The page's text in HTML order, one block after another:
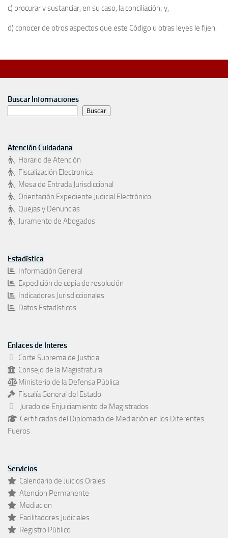
c) procurar y sustanciar, en su caso, la conciliación; y,
d) conocer de otros aspectos que este Código u otras leyes le fijen.
Buscar Informaciones
Buscar
Atención Cuidadana
Horario de Atención
Fiscalización Electronica
Mesa de Entrada Jurisdiccional
Orientación Expediente Judicial Electrónico
Quejas y Denuncias
Juramento de Abogados
Estadística
Información General
Expedición de copia de resolución
Indicadores Jurisdiccionales
Datos Estadísticos
Enlaces de Interes
Corte Suprema de Justicia
Consejo de la Magistratura
Ministerio de la Defensa Pública
Fiscalía General del Estado
Jurado de Enjuiciamiento de Magistrados
Certificados del Diplomado de Mediación en los Diferentes
Fueros
Servicios
Calendario de Juicios Orales
Atencion Permanente
Mediacion
Facilitadores Judiciales
Registro Público